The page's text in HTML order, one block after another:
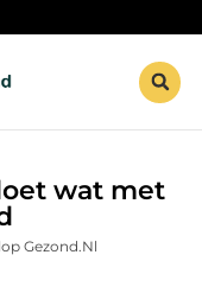
wat met
Gezond.nl